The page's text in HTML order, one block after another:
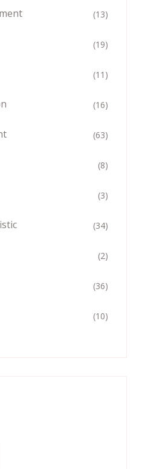
(13)
(19)
(11)
(16)
(63)
(8)
(3)
(34)
(2)
(36)
(10)